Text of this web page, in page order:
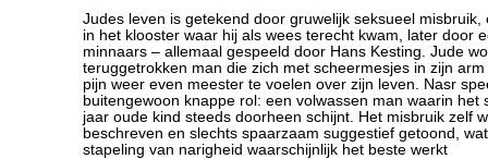
Judes leven is getekend door gruwelijk seksueel
in het klooster waar hij als wees terecht kwam, later door
minnaars – allemaal gespeeld door Hans Kesting. Jude
teruggetrokken man die zich met scheermesjes in zijn
pijn weer even meester te voelen over zijn leven. Nasr
buitengewoon knappe rol: een volwassen man waarin het
jaar oude kind steeds doorheen schijnt. Het misbruik zelf
beschreven en slechts spaarzaam suggestief getoond,
stapeling van narigheid waarschijnlijk het beste werkt